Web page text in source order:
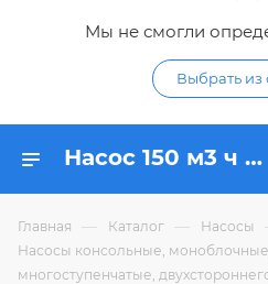
Мы не смогли
Выбрать из
Насос 150 м3 ч - купить насосы 150 кубов в час по низким ценам в Курске в интерне-магазине Гидропромтехника
Главная — Каталог — Насосы
Насосы консольные,
многоступенчатые,